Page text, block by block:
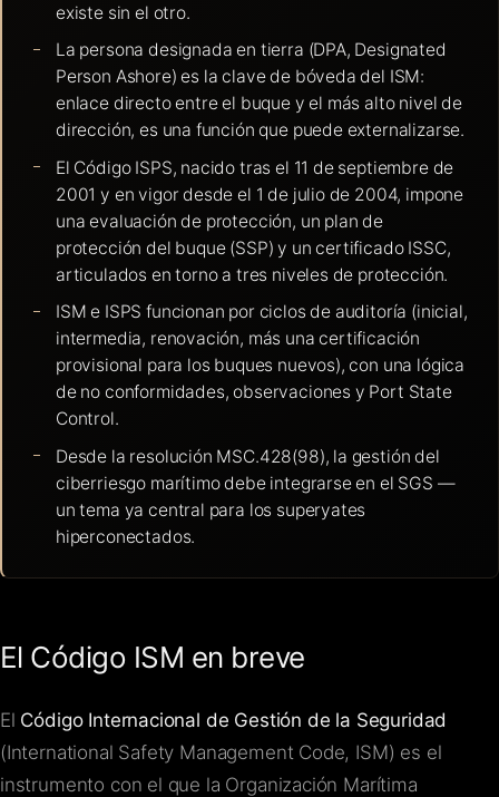
existe sin el otro.
La persona designada en tierra (DPA, Designated
Person Ashore) es la clave de bóveda del ISM:
enlace directo entre el buque y el más alto nivel de
dirección, es una función que puede externalizarse.
El Código ISPS, nacido tras el 11 de septiembre de
2001 y en vigor desde el 1 de julio de 2004, impone
una evaluación de protección, un plan de
protección del buque (SSP) y un certificado ISSC,
articulados en torno a tres niveles de protección.
ISM e ISPS funcionan por ciclos de auditoría (inicial,
intermedia, renovación, más una certificación
provisional para los buques nuevos), con una lógica
de no conformidades, observaciones y Port State
Control.
Desde la resolución MSC.428(98), la gestión del
ciberriesgo marítimo debe integrarse en el SGS —
un tema ya central para los superyates
hiperconectados.
El Código ISM en breve
El Código Internacional de Gestión de la Seguridad
(International Safety Management Code, ISM) es el
instrumento con el que la Organización Marítima